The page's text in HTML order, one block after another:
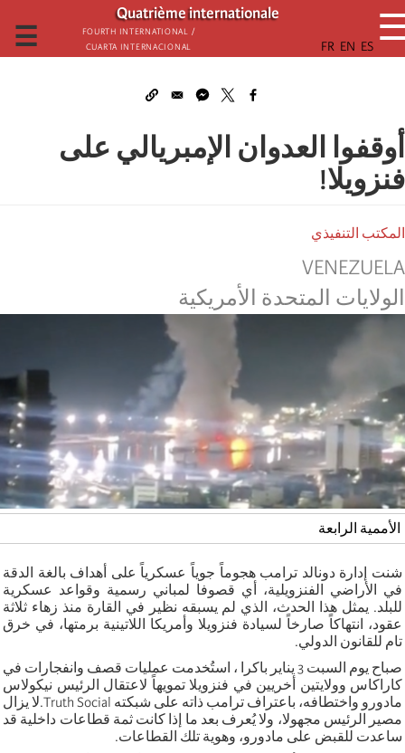
تجاوز
إلى
المحتوى
Quatrième internationale
Fourth International /
Cuarta Internacional
☰
أوقفوا العدوان الإمبريالي على
فنزويلا!
المكتب التنفيذي
VENEZUELA
الولایات المتحدة الأمریكیة
الأممية الرابعة
شنت إدارة دونالد ترامب هجوماً جوياً عسكرياً على أهداف بالغة الدقة
في الأراضي الفنزويلية، أي قصوفا لمباني رسمية وقواعد عسكرية
للبلد. يمثل هذا الحدث، الذي لم يسبقه نظير في القارة منذ زهاء ثلاثة
عقود، انتهاكاً صارخاً لسيادة فنزويلا وأمريكا اللاتينية برمتها، في خرق
تام للقانون الدولي.
صباح يوم السبت 3 يناير باكرا ، استُخدمت عمليات قصف وانفجارات في
كاراكاس وولايتين أخريين في فنزويلا تمويهاً لاعتقال الرئيس نيكولاس
مادورو واختطافه، باعتراف ترامب ذاته على شبكته
.لا يزال
مصير الرئيس مجهولا، ولا يُعرف بعد ما إذا كانت ثمة قطاعات داخلية قد
ساعدت للقبض على مادورو، وهوية تلك القطاعات.